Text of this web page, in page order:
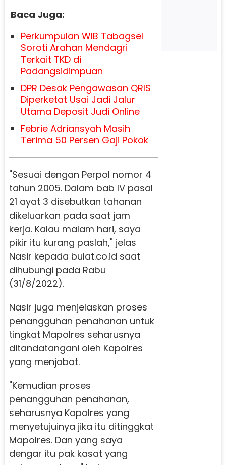
Baca Juga:
Perkumpulan WIB Tabagsel
Soroti Arahan Mendagri
Terkait TKD di
Padangsidimpuan
DPR Desak Pengawasan QRIS
Diperketat Usai Jadi Jalur
Utama Deposit Judi Online
Febrie Adriansyah Masih
Terima 50 Persen Gaji Pokok
"Sesuai dengan Perpol nomor 4
tahun 2005. Dalam bab IV pasal
21 ayat 3 disebutkan tahanan
dikeluarkan pada saat jam
kerja. Kalau malam hari, saya
pikir itu kurang paslah," jelas
Nasir kepada bulat.co.id saat
dihubungi pada Rabu
(31/8/2022).
Nasir juga menjelaskan proses
penangguhan penahanan untuk
tingkat Mapolres seharusnya
ditandatangani oleh Kapolres
yang menjabat.
"Kemudian proses
penangguhan penahanan,
seharusnya Kapolres yang
menyetujuinya jika itu ditinggkat
Mapolres. Dan yang saya
dengar itu pak kasat yang